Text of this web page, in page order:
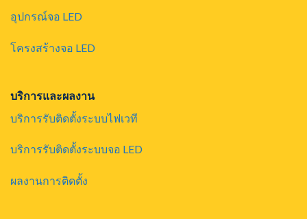
อุปกรณ์จอ LED
โครงสร้างจอ LED
บริการและผลงาน
บริการรับติดตั้งระบบไฟเวที
บริการรับติดตั้งระบบจอ LED
ผลงานการติดตั้ง